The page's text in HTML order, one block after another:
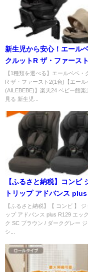
新生児から安心！エール
クルットR ザ・ファース
力を徹底解説
【1種類を選べる】エールベベ・
R ザ・ファースト2(1台)【エール
(AILEBEBE)】楽天24 ベビー館楽
見る 新生児...
【ふるさと納税】コンビ
トリップ アドバンス
1歳から12歳対応ジュニ
【ふるさと納税】【 コンビ 】 ジ
ップ アドバンス plus R129 エッ
ク SC ブラウン / ダークグレー
シ...